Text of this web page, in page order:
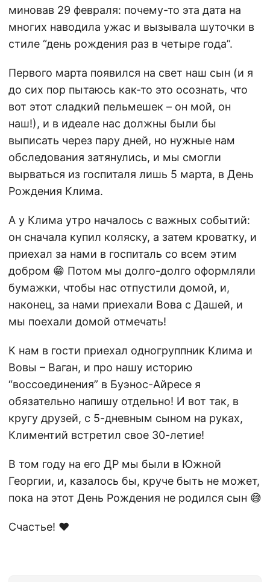
миновав 29 февраля: почему-то эта дата на
многих наводила ужас и вызывала шуточки в
стиле “день рождения раз в четыре года”.
Первого марта появился на свет наш сын (и я
до сих пор пытаюсь как-то это осознать, что
вот этот сладкий пельмешек – он мой, он
наш!), и в идеале нас должны были бы
выписать через пару дней, но нужные нам
обследования затянулись, и мы смогли
вырваться из госпиталя лишь 5 марта, в День
Рождения Клима.
А у Клима утро началось с важных событий:
он сначала купил коляску, а затем кроватку, и
приехал за нами в госпиталь со всем этим
добром 😁 Потом мы долго-долго оформляли
бумажки, чтобы нас отпустили домой, и,
наконец, за нами приехали Вова с Дашей, и
мы поехали домой отмечать!
К нам в гости приехал одногруппник Клима и
Вовы – Ваган, и про нашу историю
“воссоединения” в Буэнос-Айресе я
обязательно напишу отдельно! И вот так, в
кругу друзей, с 5-дневным сыном на руках,
Климентий встретил свое 30-летие!
В том году на его ДР мы были в Южной
Георгии, и, казалось бы, круче быть не может,
пока на этот День Рождения не родился сын 😅
Счастье! ❤